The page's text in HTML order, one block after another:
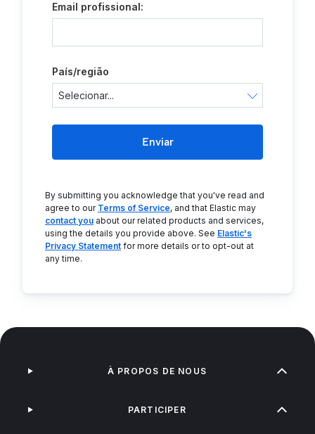
Email profissional:
País/região
Enviar
By submitting you acknowledge that you've read and
agree to our Terms of Service, and that Elastic may
contact you about our related products and services,
using the details you provide above. See Elastic's
Privacy Statement for more details or to opt-out at
any time.
À PROPOS DE NOUS
PARTICIPER